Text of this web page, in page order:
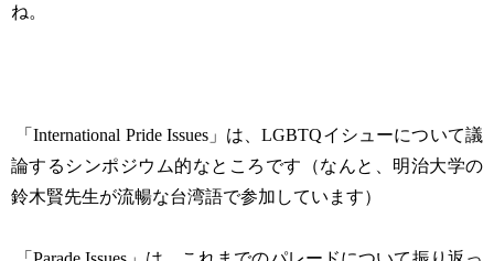
ね。
「International Pride Issues」は、LGBTQイシューについて議
論するシンポジウム的なところです（なんと、明治大学の
鈴木賢先生が流暢な台湾語で参加しています）